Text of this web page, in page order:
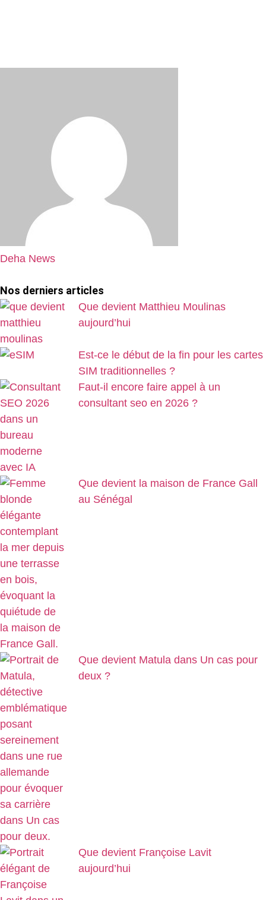
Deha News
Nos derniers articles
Que devient Matthieu Moulinas
aujourd’hui
Est-ce le début de la fin pour les cartes
SIM traditionnelles ?
Faut-il encore faire appel à un
consultant seo en 2026 ?
Que devient la maison de France Gall
au Sénégal
Que devient Matula dans Un cas pour
deux ?
Que devient Françoise Lavit
aujourd’hui